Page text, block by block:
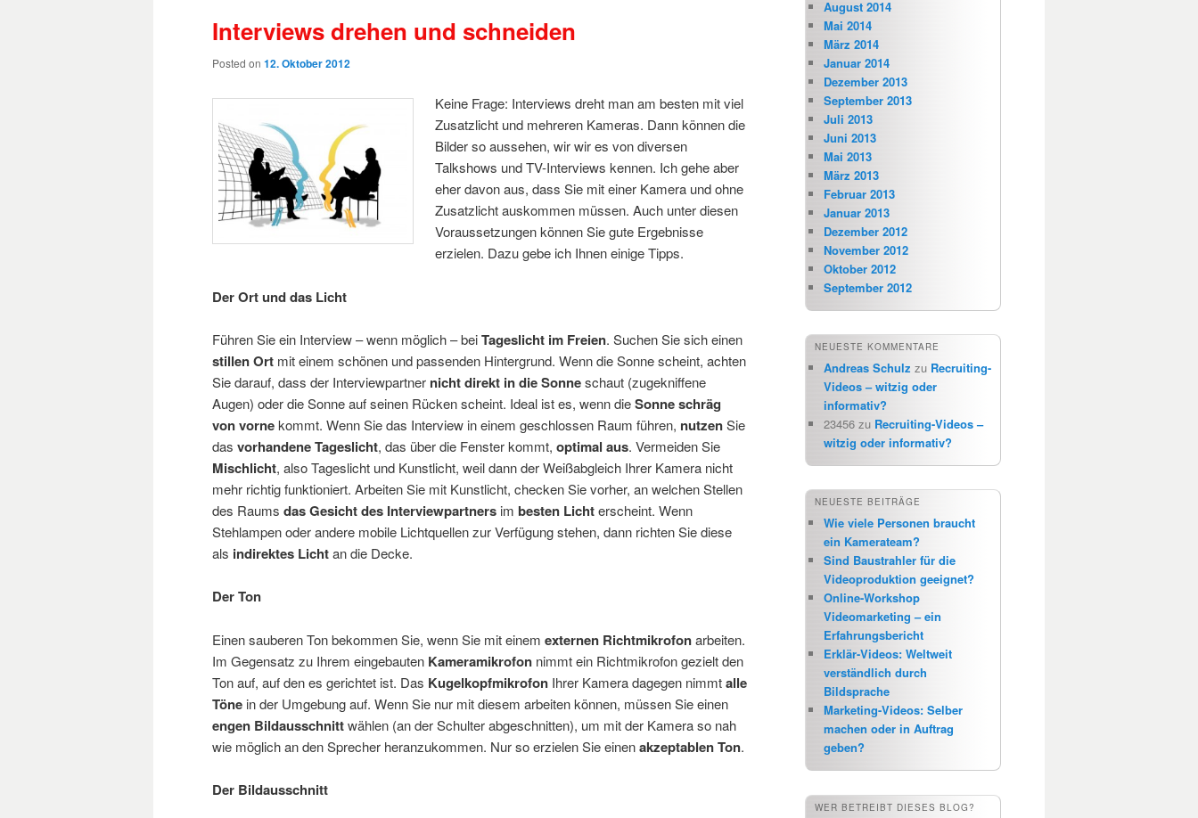
Interviews drehen und schneiden
Posted on 12. Oktober 2012
Keine Frage: Interviews dreht man am besten mit viel
Zusatzlicht und mehreren Kameras. Dann können die
Bilder so aussehen, wir wir es von diversen
Talkshows und TV-Interviews kennen. Ich gehe aber
eher davon aus, dass Sie mit einer Kamera und ohne
Zusatzlicht auskommen müssen. Auch unter diesen
Voraussetzungen können Sie gute Ergebnisse
erzielen. Dazu gebe ich Ihnen einige Tipps.
Der Ort und das Licht
Führen Sie ein Interview – wenn möglich – beiTageslicht im Freien. Suchen Sie sich einen
stillen Ort mit einem schönen und passenden Hintergrund. Wenn die Sonne scheint, achten
Sie darauf, dass der Interviewpartner nicht direkt in die Sonneschaut (zugekniffene
Augen) oder die Sonne auf seinen Rücken scheint. Ideal ist es, wenn dieSonne schräg
von vornekommt. Wenn Sie das Interview in einem geschlossen Raum führen, nutzenSie
das vorhandene Tageslicht, das über die Fenster kommt, optimal aus. Vermeiden Sie
Mischlicht, also Tageslicht und Kunstlicht, weil dann der Weißabgleich Ihrer Kamera nicht
mehr richtig funktioniert. Arbeiten Sie mit Kunstlicht, checken Sie vorher, an welchen Stellen
des Raums das Gesicht des Interviewpartners im besten Lichterscheint. Wenn
Stehlampen oder andere mobile Lichtquellen zur Verfügung stehen, dann richten Sie diese
als indirektes Lichtan die Decke.
Der Ton
Einen sauberen Ton bekommen Sie, wenn Sie mit einem externen Richtmikrofonarbeiten.
Im Gegensatz zu Ihrem eingebauten Kameramikrofon nimmt ein Richtmikrofon gezielt den
Ton auf, auf den es gerichtet ist. Das Kugelkopfmikrofon Ihrer Kamera dagegen nimmtalle
Töne in der Umgebung auf. Wenn Sie nur mit diesem arbeiten können, müssen Sie einen
engen Bildausschnittwählen (an der Schulter abgeschnitten), um mit der Kamera so nah
wie möglich an den Sprecher heranzukommen. Nur so erzielen Sie einenakzeptablen Ton.
Der Bildausschnitt
August 2014
Mai 2014
März 2014
Januar 2014
Dezember 2013
September 2013
Juli 2013
Juni 2013
Mai 2013
März 2013
Februar 2013
Januar 2013
Dezember 2012
November 2012
Oktober 2012
September 2012
NEUESTE KOMMENTARE
Andreas Schulz zu Recruiting-
Videos – witzig oder
informativ?
23456 zu Recruiting-Videos –
witzig oder informativ?
NEUESTE BEITRÄGE
Wie viele Personen braucht
ein Kamerateam?
Sind Baustrahler für die
Videoproduktion geeignet?
Online-Workshop
Videomarketing – ein
Erfahrungsbericht
Erklär-Videos: Weltweit
verständlich durch
Bildsprache
Marketing-Videos: Selber
machen oder in Auftrag
geben?
WER BETREIBT DIESES BLOG?